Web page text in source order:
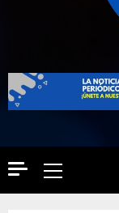
Primary
Menu